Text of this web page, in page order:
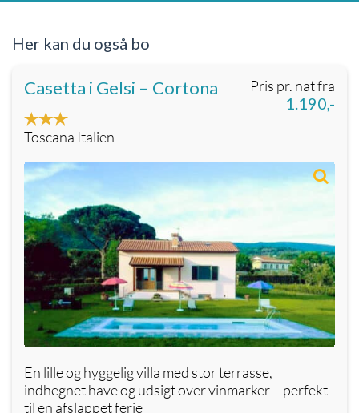
Her kan du også bo
Pris pr. nat fra
1.190,-
Casetta i Gelsi – Cortona
Toscana Italien
En lille og hyggelig villa med stor terrasse,
indhegnet have og udsigt over vinmarker – perfekt
til en afslappet ferie